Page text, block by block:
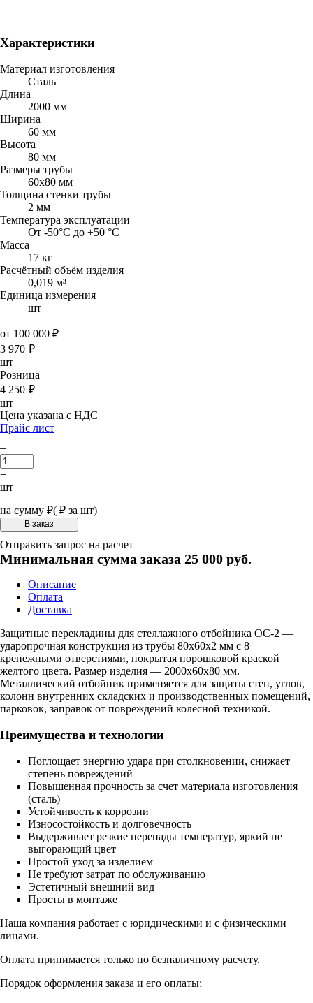
Характеристики
Материал изготовления
Сталь
Длина
2000 мм
Ширина
60 мм
Высота
80 мм
Размеры трубы
60х80 мм
Толщина стенки трубы
2 мм
Температура эксплуатации
От -50°C до +50 °C
Масса
17 кг
Расчётный объём изделия
0,019 м³
Единица измерения
шт
от 100 000 ₽
3 970 ₽
шт
Розница
4 250 ₽
шт
Цена указана с НДС
Прайс лист
–
+
шт
на сумму ₽( ₽ за шт)
Отправить запрос на расчет
Минимальная сумма заказа 25 000 руб.
Описание
Оплата
Доставка
Защитные перекладины для стеллажного отбойника ОС-2 —
ударопрочная конструкция из трубы 80х60х2 мм с 8
крепежными отверстиями, покрытая порошковой краской
желтого цвета. Размер изделия — 2000х60х80 мм.
Металлический отбойник применяется для защиты стен, углов,
колонн внутренних складских и производственных помещений,
парковок, заправок от повреждений колесной техникой.
Преимущества и технологии
Поглощает энергию удара при столкновении, снижает
степень повреждений
Повышенная прочность за счет материала изготовления
(сталь)
Устойчивость к коррозии
Износостойкость и долговечность
Выдерживает резкие перепады температур, яркий не
выгорающий цвет
Простой уход за изделием
Не требуют затрат по обслуживанию
Эстетичный внешний вид
Просты в монтаже
Наша компания работает с юридическими и с физическими
лицами.
Оплата принимается только по безналичному расчету.
Порядок оформления заказа и его оплаты: